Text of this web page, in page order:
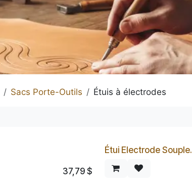
Sacs Porte-Outils Étuis à électrodes
37,79 $
Étui Electrode Souple.